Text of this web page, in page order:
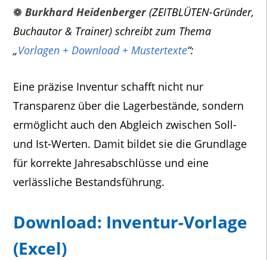
❁ Burkhard Heidenberger(ZEITBLÜTEN-Gründer,
Buchautor & Trainer) schreibt zum Thema
„Vorlagen + Download + Mustertexte“:
Eine präzise Inventur schafft nicht nur
Transparenz über die Lagerbestände, sondern
ermöglicht auch den Abgleich zwischen Soll-
und Ist-Werten. Damit bildet sie die Grundlage
für korrekte Jahresabschlüsse und eine
verlässliche Bestandsführung.
Download: Inventur-Vorlage
(Excel)